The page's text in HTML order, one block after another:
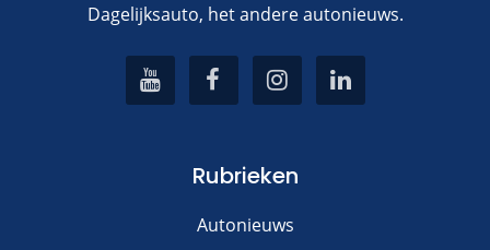
Dagelijksauto, het andere autonieuws.
Rubrieken
Autonieuws